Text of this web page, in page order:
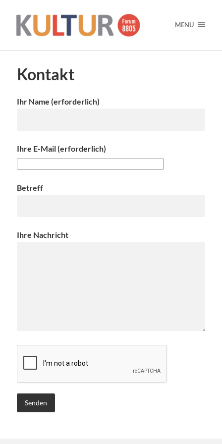
MENU
Kontakt
Ihr Name (erforderlich)
Ihre E-Mail (erforderlich)
Betreff
Ihre Nachricht